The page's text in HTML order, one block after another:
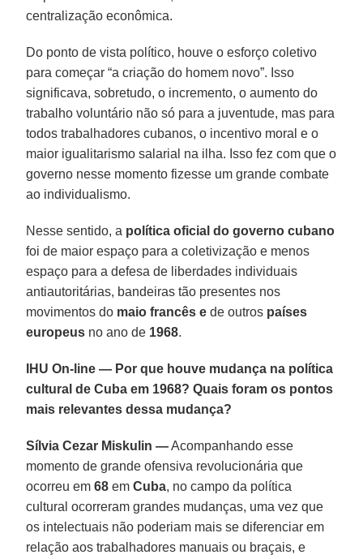
centralização econômica.
Do ponto de vista político, houve o esforço coletivo
para começar “a criação do homem novo”. Isso
significava, sobretudo, o incremento, o aumento do
trabalho voluntário não só para a juventude, mas para
todos trabalhadores cubanos, o incentivo moral e o
maior igualitarismo salarial na ilha. Isso fez com que o
governo nesse momento fizesse um grande combate
ao individualismo.
Nesse sentido, a política oficial do governo cubano
foi de maior espaço para a coletivização e menos
espaço para a defesa de liberdades individuais
antiautoritárias, bandeiras tão presentes nos
movimentos do maio francês e de outros países
europeus no ano de 1968.
IHU On-line — Por que houve mudança na política
cultural de Cuba em 1968? Quais foram os pontos
mais relevantes dessa mudança?
Sílvia Cezar Miskulin —Acompanhando esse
momento de grande ofensiva revolucionária que
ocorreu em68 emCuba, no campo da política
cultural ocorreram grandes mudanças, uma vez que
os intelectuais não poderiam mais se diferenciar em
relação aos trabalhadores manuais ou braçais, e